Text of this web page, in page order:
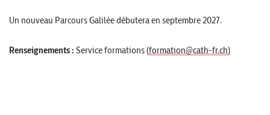
Un nouveau Parcours Galilée débutera en septembre 2027.
Renseignements : Service formations (formation@cath-fr.ch)